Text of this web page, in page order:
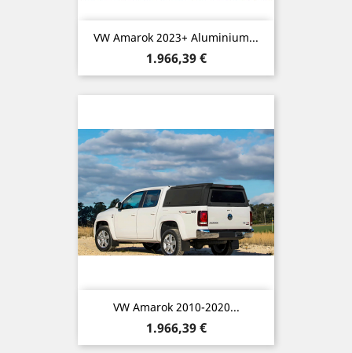
VW Amarok 2023+ Aluminium...
Preis
1.966,39 €
VW Amarok 2010-2020...
Preis
1.966,39 €